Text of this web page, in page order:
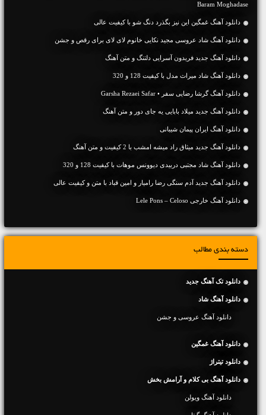
Baram Moghadase
دانلود آهنگ غمگین این نیز بگذرد دنگ شو با کیفیت عالی
دانلود آهنگ شاد عروسی مجید نکایی خانوم لای لای برای رقص و جشن
دانلود آهنگ جديد فریدون آسرایی دلتنگ و متن آهنگ
دانلود آهنگ شاد میراث مدل با کیفیت 128 و 320
دانلود آهنگ گرشا رضایی سفر • Garsha Rezaei Safar
دانلود آهنگ جديد میلاد بابایی یه جای دور و متن آهنگ
دانلود آهنگ ایران پیمان شیبانی
دانلود آهنگ جديد میثاق راد میشه امشب با 2 کیفیت و متن آهنگ
دانلود آهنگ شاد مجتبی دربیدی دیوونس موهات با کیفیت 128 و 320
دانلود آهنگ جديد آدم سنگی رضا رامیار و امین قباد با متن و کیفیت عالی
دانلود آهنگ خارجی Lele Pons – Celoso
دسته بندی مطالب
دانلود تک آهنگ جدید
دانلود آهنگ شاد
دانلود آهنگ عروسی و جشن
دانلود آهنگ غمگین
دانلود تیتراژ
دانلود آهنگ بی کلام و آرامش بخش
دانلود آهنگ ویولن